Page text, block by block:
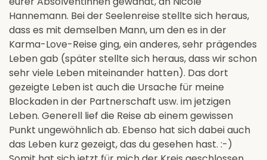
Hannemann. Bei der Seelenreise stellte sich heraus,
dass es mit demselben Mann, um den es in der
Karma-Love-Reise ging, ein anderes, sehr prägendes
Leben gab (später stellte sich heraus, dass wir schon
sehr viele Leben miteinander hatten). Das dort
gezeigte Leben ist auch die Ursache für meine
Blockaden in der Partnerschaft usw. im jetzigen
Leben. Generell lief die Reise ab einem gewissen
Punkt ungewöhnlich ab. Ebenso hat sich dabei auch
das Leben kurz gezeigt, das du gesehen hast. :-)